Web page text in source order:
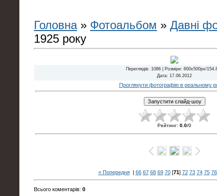
Головна» Фотоальбом » Давні
1925 року
Переглядів: 1086 | Розміри: 600x500px/
Дата: 17.06.2012
Проглянути фотографію в реальному
Рейтинг: 0.0/0
« Попередня| 66 67 68 69 70[71] 72 73 74 75 76
Всього коментарів: 0